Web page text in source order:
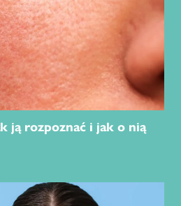
ją rozpoznać i jak o nią